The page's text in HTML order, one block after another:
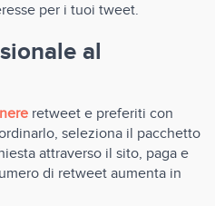
per i tuoi tweet.
al
retweet e preferiti con
seleziona il pacchetto
attraverso il sito, paga e
di retweet aumenta in